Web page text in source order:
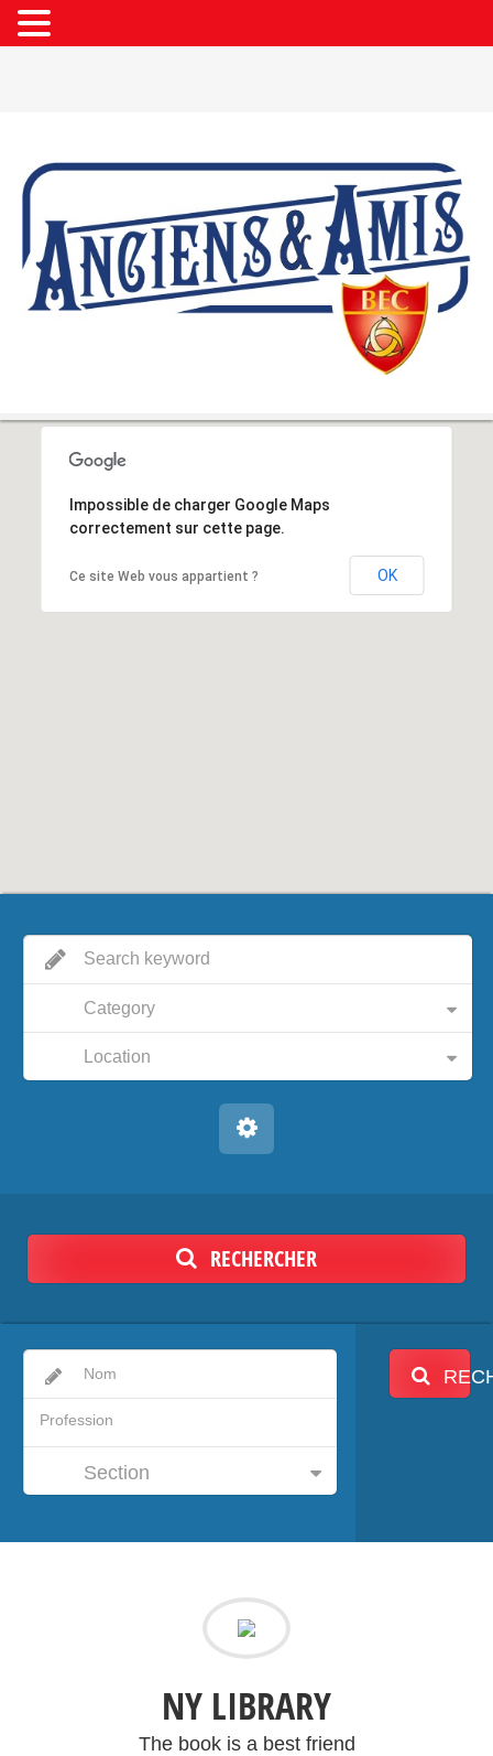
Impossible de charger Google Maps
correctement sur cette page.
Ce site Web vous appartient ? OK
Category
Location
RECHERCHER
Section
NY LIBRARY
The book is a best friend